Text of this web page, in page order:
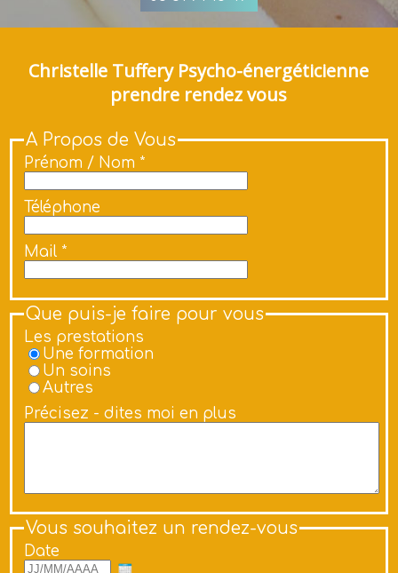
Christelle Tuffery Psycho-énergéticienne
prendre rendez vous
A Propos de Vous
Prénom / Nom *
Téléphone
Mail *
Que puis-je faire pour vous
Les prestations
Une formation
Un soins
Autres
Précisez - dites moi en plus
Vous souhaitez un rendez-vous
Date